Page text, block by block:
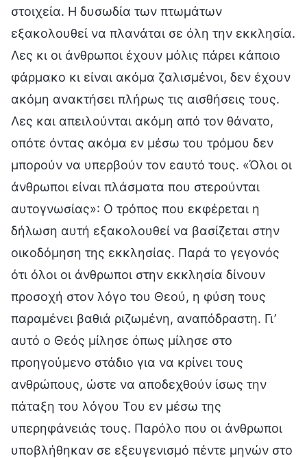
στοιχεία. Η δυσωδία των πτωμάτων
εξακολουθεί να πλανάται σε όλη την εκκλησία.
Λες κι οι άνθρωποι έχουν μόλις πάρει κάποιο
φάρμακο κι είναι ακόμα ζαλισμένοι, δεν έχουν
ακόμη ανακτήσει πλήρως τις αισθήσεις τους.
Λες και απειλούνται ακόμη από τον θάνατο,
οπότε όντας ακόμα εν μέσω του τρόμου δεν
μπορούν να υπερβούν τον εαυτό τους. «Όλοι οι
άνθρωποι είναι πλάσματα που στερούνται
αυτογνωσίας»: Ο τρόπος που εκφέρεται η
δήλωση αυτή εξακολουθεί να βασίζεται στην
οικοδόμηση της εκκλησίας. Παρά το γεγονός
ότι όλοι οι άνθρωποι στην εκκλησία δίνουν
προσοχή στον λόγο του Θεού, η φύση τους
παραμένει βαθιά ριζωμένη, αναπόδραστη. Γι’
αυτό ο Θεός μίλησε όπως μίλησε στο
προηγούμενο στάδιο για να κρίνει τους
ανθρώπους, ώστε να αποδεχθούν ίσως την
πάταξη του λόγου Του εν μέσω της
υπερηφάνειάς τους. Παρόλο που οι άνθρωποι
υποβλήθηκαν σε εξευγενισμό πέντε μηνών στο